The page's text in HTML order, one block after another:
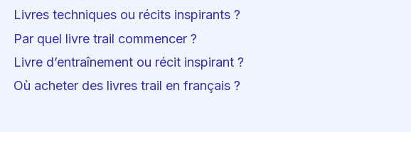
Livres techniques ou récits inspirants ?
Par quel livre trail commencer ?
Livre d’entraînement ou récit inspirant ?
Où acheter des livres trail en français ?